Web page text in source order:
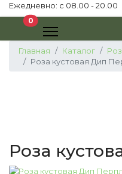
Ежедневно: с 08.00 - 20.00
0В корзину
Главная Каталог
Роза кустовая Дип
Роза